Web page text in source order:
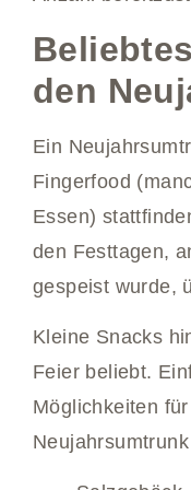
den
Ein
Fingerfood
Essen)
den Festtagen,
gespeist wurde,
Kleine Snacks
Feier beliebt.
Möglichkeiten